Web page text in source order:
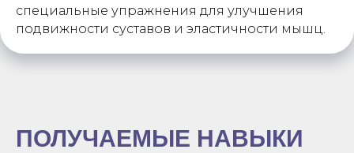
специальные упражнения для улучшения
подвижности суставов и эластичности мышц.
ПОЛУЧАЕМЫЕ НАВЫКИ